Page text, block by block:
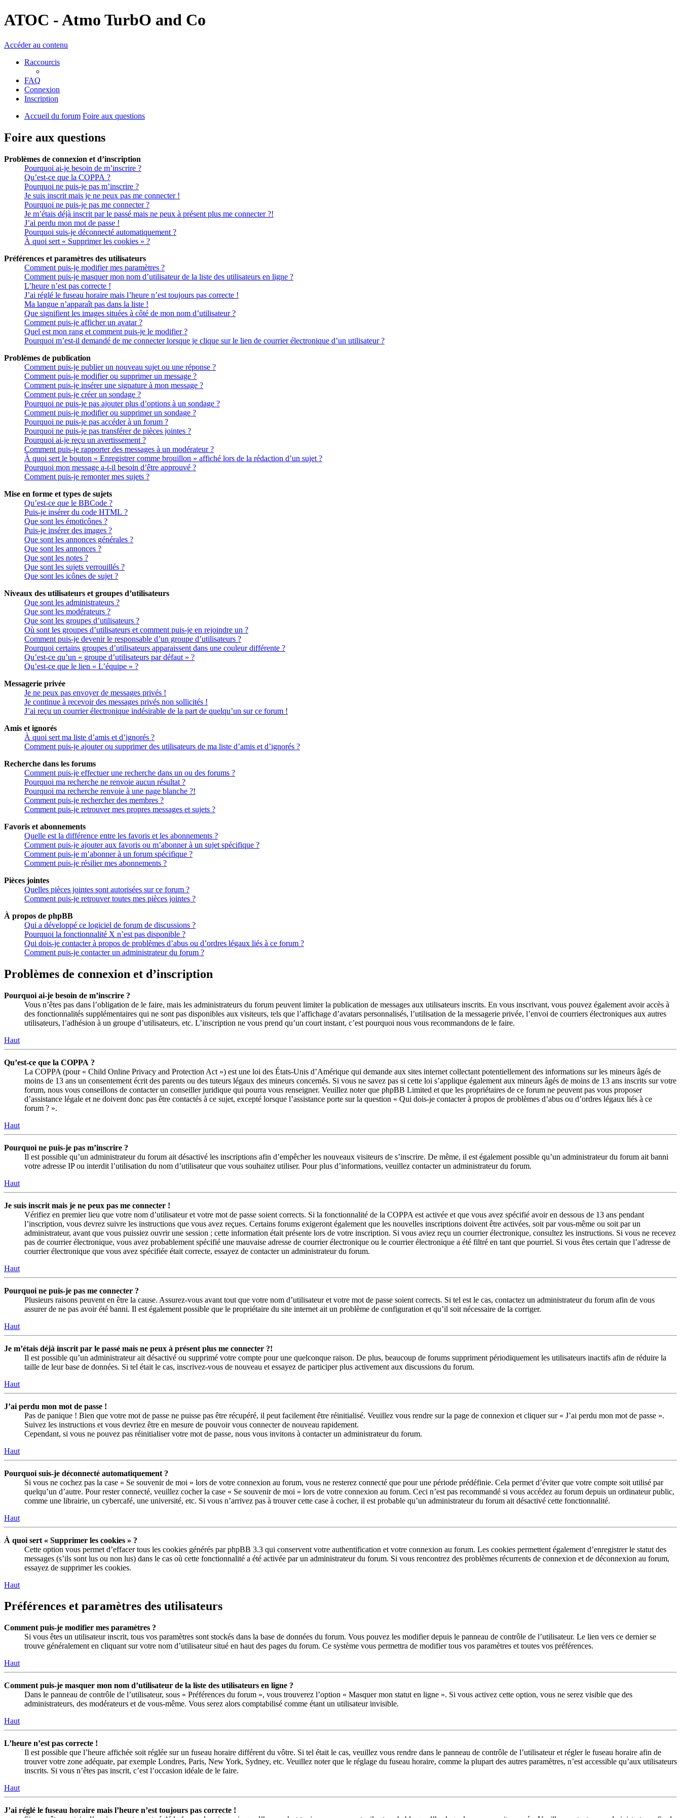
ATOC - Atmo TurbO and Co
Accéder au contenu
Raccourcis
FAQ
Connexion
Inscription
Accueil du forum Foire aux questions
Foire aux questions
Problèmes de connexion et d’inscription
Pourquoi ai-je besoin de m’inscrire ?
Qu’est-ce que la COPPA ?
Pourquoi ne puis-je pas m’inscrire ?
Je suis inscrit mais je ne peux pas me connecter !
Pourquoi ne puis-je pas me connecter ?
Je m’étais déjà inscrit par le passé mais ne peux à présent plus me connecter ?!
J’ai perdu mon mot de passe !
Pourquoi suis-je déconnecté automatiquement ?
À quoi sert « Supprimer les cookies » ?
Préférences et paramètres des utilisateurs
Comment puis-je modifier mes paramètres ?
Comment puis-je masquer mon nom d’utilisateur de la liste des utilisateurs en ligne ?
L’heure n’est pas correcte !
J’ai réglé le fuseau horaire mais l’heure n’est toujours pas correcte !
Ma langue n’apparaît pas dans la liste !
Que signifient les images situées à côté de mon nom d’utilisateur ?
Comment puis-je afficher un avatar ?
Quel est mon rang et comment puis-je le modifier ?
Pourquoi m’est-il demandé de me connecter lorsque je clique sur le lien de courrier électronique d’un utilisateur ?
Problèmes de publication
Comment puis-je publier un nouveau sujet ou une réponse ?
Comment puis-je modifier ou supprimer un message ?
Comment puis-je insérer une signature à mon message ?
Comment puis-je créer un sondage ?
Pourquoi ne puis-je pas ajouter plus d’options à un sondage ?
Comment puis-je modifier ou supprimer un sondage ?
Pourquoi ne puis-je pas accéder à un forum ?
Pourquoi ne puis-je pas transférer de pièces jointes ?
Pourquoi ai-je reçu un avertissement ?
Comment puis-je rapporter des messages à un modérateur ?
À quoi sert le bouton « Enregistrer comme brouillon » affiché lors de la rédaction d’un sujet ?
Pourquoi mon message a-t-il besoin d’être approuvé ?
Comment puis-je remonter mes sujets ?
Mise en forme et types de sujets
Qu’est-ce que le BBCode ?
Puis-je insérer du code HTML ?
Que sont les émoticônes ?
Puis-je insérer des images ?
Que sont les annonces générales ?
Que sont les annonces ?
Que sont les notes ?
Que sont les sujets verrouillés ?
Que sont les icônes de sujet ?
Niveaux des utilisateurs et groupes d’utilisateurs
Que sont les administrateurs ?
Que sont les modérateurs ?
Que sont les groupes d’utilisateurs ?
Où sont les groupes d’utilisateurs et comment puis-je en rejoindre un ?
Comment puis-je devenir le responsable d’un groupe d’utilisateurs ?
Pourquoi certains groupes d’utilisateurs apparaissent dans une couleur différente ?
Qu’est-ce qu’un « groupe d’utilisateurs par défaut » ?
Qu’est-ce que le lien « L’équipe » ?
Messagerie privée
Je ne peux pas envoyer de messages privés !
Je continue à recevoir des messages privés non sollicités !
J’ai reçu un courrier électronique indésirable de la part de quelqu’un sur ce forum !
Amis et ignorés
À quoi sert ma liste d’amis et d’ignorés ?
Comment puis-je ajouter ou supprimer des utilisateurs de ma liste d’amis et d’ignorés ?
Recherche dans les forums
Comment puis-je effectuer une recherche dans un ou des forums ?
Pourquoi ma recherche ne renvoie aucun résultat ?
Pourquoi ma recherche renvoie à une page blanche ?!
Comment puis-je rechercher des membres ?
Comment puis-je retrouver mes propres messages et sujets ?
Favoris et abonnements
Quelle est la différence entre les favoris et les abonnements ?
Comment puis-je ajouter aux favoris ou m’abonner à un sujet spécifique ?
Comment puis-je m’abonner à un forum spécifique ?
Comment puis-je résilier mes abonnements ?
Pièces jointes
Quelles pièces jointes sont autorisées sur ce forum ?
Comment puis-je retrouver toutes mes pièces jointes ?
À propos de phpBB
Qui a développé ce logiciel de forum de discussions ?
Pourquoi la fonctionnalité X n’est pas disponible ?
Qui dois-je contacter à propos de problèmes d’abus ou d’ordres légaux liés à ce forum ?
Comment puis-je contacter un administrateur du forum ?
Problèmes de connexion et d’inscription
Pourquoi ai-je besoin de m’inscrire ?
Vous n’êtes pas dans l’obligation de le faire, mais les administrateurs du forum peuvent limiter la publication de messages aux utilisateurs inscrits. En vous inscrivant, vous pouvez également avoir accès à
des fonctionnalités supplémentaires qui ne sont pas disponibles aux visiteurs, tels que l’affichage d’avatars personnalisés, l’utilisation de la messagerie privée, l’envoi de courriers électroniques aux autres
utilisateurs, l’adhésion à un groupe d’utilisateurs, etc. L’inscription ne vous prend qu’un court instant, c’est pourquoi nous vous recommandons de le faire.
Haut
Qu’est-ce que la COPPA ?
La COPPA (pour « Child Online Privacy and Protection Act ») est une loi des États-Unis d’Amérique qui demande aux sites internet collectant potentiellement des informations sur les mineurs âgés de
moins de 13 ans un consentement écrit des parents ou des tuteurs légaux des mineurs concernés. Si vous ne savez pas si cette loi s’applique également aux mineurs âgés de moins de 13 ans inscrits sur votre
forum, nous vous conseillons de contacter un conseiller juridique qui pourra vous renseigner. Veuillez noter que phpBB Limited et que les propriétaires de ce forum ne peuvent pas vous proposer
d’assistance légale et ne doivent donc pas être contactés à ce sujet, excepté lorsque l’assistance porte sur la question « Qui dois-je contacter à propos de problèmes d’abus ou d’ordres légaux liés à ce
forum ? ».
Haut
Pourquoi ne puis-je pas m’inscrire ?
Il est possible qu’un administrateur du forum ait désactivé les inscriptions afin d’empêcher les nouveaux visiteurs de s’inscrire. De même, il est également possible qu’un administrateur du forum ait banni
votre adresse IP ou interdit l’utilisation du nom d’utilisateur que vous souhaitez utiliser. Pour plus d’informations, veuillez contacter un administrateur du forum.
Haut
Je suis inscrit mais je ne peux pas me connecter !
Vérifiez en premier lieu que votre nom d’utilisateur et votre mot de passe soient corrects. Si la fonctionnalité de la COPPA est activée et que vous avez spécifié avoir en dessous de 13 ans pendant
l’inscription, vous devrez suivre les instructions que vous avez reçues. Certains forums exigeront également que les nouvelles inscriptions doivent être activées, soit par vous-même ou soit par un
administrateur, avant que vous puissiez ouvrir une session ; cette information était présente lors de votre inscription. Si vous aviez reçu un courrier électronique, consultez les instructions. Si vous ne recevez
pas de courrier électronique, vous avez probablement spécifié une mauvaise adresse de courrier électronique ou le courrier électronique a été filtré en tant que pourriel. Si vous êtes certain que l’adresse de
courrier électronique que vous avez spécifiée était correcte, essayez de contacter un administrateur du forum.
Haut
Pourquoi ne puis-je pas me connecter ?
Plusieurs raisons peuvent en être la cause. Assurez-vous avant tout que votre nom d’utilisateur et votre mot de passe soient corrects. Si tel est le cas, contactez un administrateur du forum afin de vous
assurer de ne pas avoir été banni. Il est également possible que le propriétaire du site internet ait un problème de configuration et qu’il soit nécessaire de la corriger.
Haut
Je m’étais déjà inscrit par le passé mais ne peux à présent plus me connecter ?!
Il est possible qu’un administrateur ait désactivé ou supprimé votre compte pour une quelconque raison. De plus, beaucoup de forums suppriment périodiquement les utilisateurs inactifs afin de réduire la
taille de leur base de données. Si tel était le cas, inscrivez-vous de nouveau et essayez de participer plus activement aux discussions du forum.
Haut
J’ai perdu mon mot de passe !
Pas de panique ! Bien que votre mot de passe ne puisse pas être récupéré, il peut facilement être réinitialisé. Veuillez vous rendre sur la page de connexion et cliquer sur « J’ai perdu mon mot de passe ».
Suivez les instructions et vous devriez être en mesure de pouvoir vous connecter de nouveau rapidement.
Cependant, si vous ne pouvez pas réinitialiser votre mot de passe, nous vous invitons à contacter un administrateur du forum.
Haut
Pourquoi suis-je déconnecté automatiquement ?
Si vous ne cochez pas la case « Se souvenir de moi » lors de votre connexion au forum, vous ne resterez connecté que pour une période prédéfinie. Cela permet d’éviter que votre compte soit utilisé par
quelqu’un d’autre. Pour rester connecté, veuillez cocher la case « Se souvenir de moi » lors de votre connexion au forum. Ceci n’est pas recommandé si vous accédez au forum depuis un ordinateur public,
comme une librairie, un cybercafé, une université, etc. Si vous n’arrivez pas à trouver cette case à cocher, il est probable qu’un administrateur du forum ait désactivé cette fonctionnalité.
Haut
À quoi sert « Supprimer les cookies » ?
Cette option vous permet d’effacer tous les cookies générés par phpBB 3.3 qui conservent votre authentification et votre connexion au forum. Les cookies permettent également d’enregistrer le statut des
messages (s’ils sont lus ou non lus) dans le cas où cette fonctionnalité a été activée par un administrateur du forum. Si vous rencontrez des problèmes récurrents de connexion et de déconnexion au forum,
essayez de supprimer les cookies.
Haut
Préférences et paramètres des utilisateurs
Comment puis-je modifier mes paramètres ?
Si vous êtes un utilisateur inscrit, tous vos paramètres sont stockés dans la base de données du forum. Vous pouvez les modifier depuis le panneau de contrôle de l’utilisateur. Le lien vers ce dernier se
trouve généralement en cliquant sur votre nom d’utilisateur situé en haut des pages du forum. Ce système vous permettra de modifier tous vos paramètres et toutes vos préférences.
Haut
Comment puis-je masquer mon nom d’utilisateur de la liste des utilisateurs en ligne ?
Dans le panneau de contrôle de l’utilisateur, sous « Préférences du forum », vous trouverez l’option « Masquer mon statut en ligne ». Si vous activez cette option, vous ne serez visible que des
administrateurs, des modérateurs et de vous-même. Vous serez alors comptabilisé comme étant un utilisateur invisible.
Haut
L’heure n’est pas correcte !
Il est possible que l’heure affichée soit réglée sur un fuseau horaire différent du vôtre. Si tel était le cas, veuillez vous rendre dans le panneau de contrôle de l’utilisateur et régler le fuseau horaire afin de
trouver votre zone adéquate, par exemple Londres, Paris, New York, Sydney, etc. Veuillez noter que le réglage du fuseau horaire, comme la plupart des autres paramètres, n’est accessible qu’aux utilisateurs
inscrits. Si vous n’êtes pas inscrit, c’est l’occasion idéale de le faire.
Haut
J’ai réglé le fuseau horaire mais l’heure n’est toujours pas correcte !